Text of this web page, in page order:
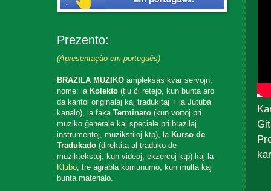
Prezento:
(Apresentação em português)
BRAZILA MUZIKO ampleksas kvar servojn,
nome: la Kolekto (tiu ĉi retejo, kun bunta aro
da kantoj originalaj kaj tradukitaj + la Jutuba
kanalo), la fakaTerminaro (kun vortoj pri
muziko ĝenerale kaj speciale pri brazilaj
instrumentoj, muzikstiloj ktp), la Kurso de
Tradukado (direktita al traduko de
muziktekstoj, kun videoj, ekzercoj ktp) kaj la
Klubo, tre agrabla komunumo, kun multa kaj
bunta materialo.